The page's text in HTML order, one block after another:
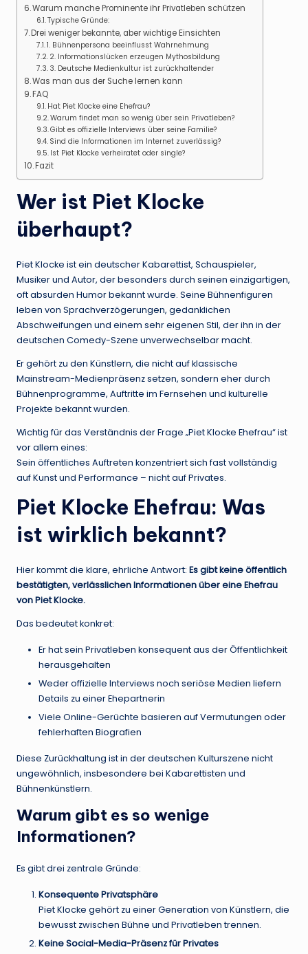
Warum manche Prominente ihr Privatleben schützen
Typische Gründe:
Drei weniger bekannte, aber wichtige Einsichten
1. Bühnenpersona beeinflusst Wahrnehmung
2. Informationslücken erzeugen Mythosbildung
3. Deutsche Medienkultur ist zurückhaltender
Was man aus der Suche lernen kann
FAQ
Hat Piet Klocke eine Ehefrau?
Warum findet man so wenig über sein Privatleben?
Gibt es offizielle Interviews über seine Familie?
Sind die Informationen im Internet zuverlässig?
Ist Piet Klocke verheiratet oder single?
Fazit
Wer ist Piet Klocke
überhaupt?
Piet Klocke ist ein deutscher Kabarettist, Schauspieler,
Musiker und Autor, der besonders durch seinen einzigartigen,
oft absurden Humor bekannt wurde. Seine Bühnenfiguren
leben von Sprachverzögerungen, gedanklichen
Abschweifungen und einem sehr eigenen Stil, der ihn in der
deutschen Comedy-Szene unverwechselbar macht.
Er gehört zu den Künstlern, die nicht auf klassische
Mainstream-Medienpräsenz setzen, sondern eher durch
Bühnenprogramme, Auftritte im Fernsehen und kulturelle
Projekte bekannt wurden.
Wichtig für das Verständnis der Frage „Piet Klocke Ehefrau“ ist
vor allem eines:
Sein öffentliches Auftreten konzentriert sich fast vollständig
auf Kunst und Performance – nicht auf Privates.
Piet Klocke Ehefrau: Was
ist wirklich bekannt?
Hier kommt die klare, ehrliche Antwort: Es gibt keine öffentlich
bestätigten, verlässlichen Informationen über eine Ehefrau
von Piet Klocke.
Das bedeutet konkret:
Er hat sein Privatleben konsequent aus der Öffentlichkeit
herausgehalten
Weder offizielle Interviews noch seriöse Medien liefern
Details zu einer Ehepartnerin
Viele Online-Gerüchte basieren auf Vermutungen oder
fehlerhaften Biografien
Diese Zurückhaltung ist in der deutschen Kulturszene nicht
ungewöhnlich, insbesondere bei Kabarettisten und
Bühnenkünstlern.
Warum gibt es so wenige
Informationen?
Es gibt drei zentrale Gründe:
Konsequente Privatsphäre
Piet Klocke gehört zu einer Generation von Künstlern, die
bewusst zwischen Bühne und Privatleben trennen.
Keine Social-Media-Präsenz für Privates